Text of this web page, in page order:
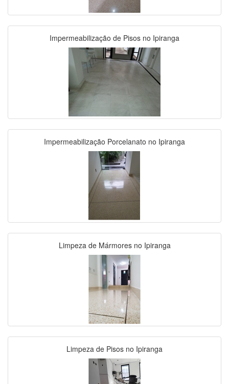
Impermeabilização de Pisos no Ipiranga
Impermeabilização Porcelanato no Ipiranga
Limpeza de Mármores no Ipiranga
Limpeza de Pisos no Ipiranga